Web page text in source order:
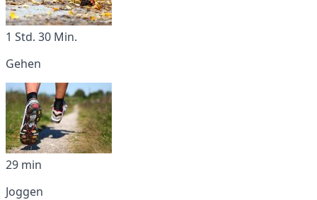
1 Std. 30 Min.
Gehen
29 min
Joggen